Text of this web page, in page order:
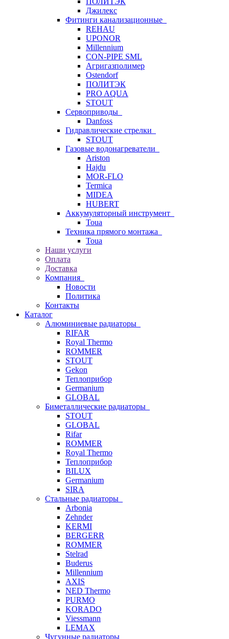
Джилекс
Фитинги канализационные
REHAU
UPONOR
Millennium
CON-PIPE SML
Агригазполимер
Ostendorf
ПОЛИТЭК
PRO AQUA
STOUT
Сервоприводы
Danfoss
Гидравлические стрелки
STOUT
Газовые водонагреватели
Ariston
Hajdu
MOR-FLO
Termica
MIDEA
HUBERT
Аккумуляторный инструмент
Toua
Техника прямого монтажа
Toua
Наши услуги
Оплата
Доставка
Компания
Новости
Политика
Контакты
Каталог
Алюминиевые радиаторы
RIFAR
Royal Thermo
ROMMER
STOUT
Gekon
Теплоприбор
Germanium
GLOBAL
Биметаллические радиаторы
STOUT
GLOBAL
Rifar
ROMMER
Royal Thermo
Теплоприбор
BILUX
Germanium
SIRA
Стальные радиаторы
Arbonia
Zehnder
KERMI
BERGERR
ROMMER
Stelrad
Buderus
Millennium
AXIS
NED Thermo
PURMO
KORADO
Viessmann
LEMAX
Чугунные радиаторы